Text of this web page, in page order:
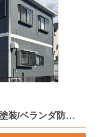
久喜市 グレー系 屋根・外壁塗装/ベランダ防水・雨樋交換・出窓撤去工事 K様邸